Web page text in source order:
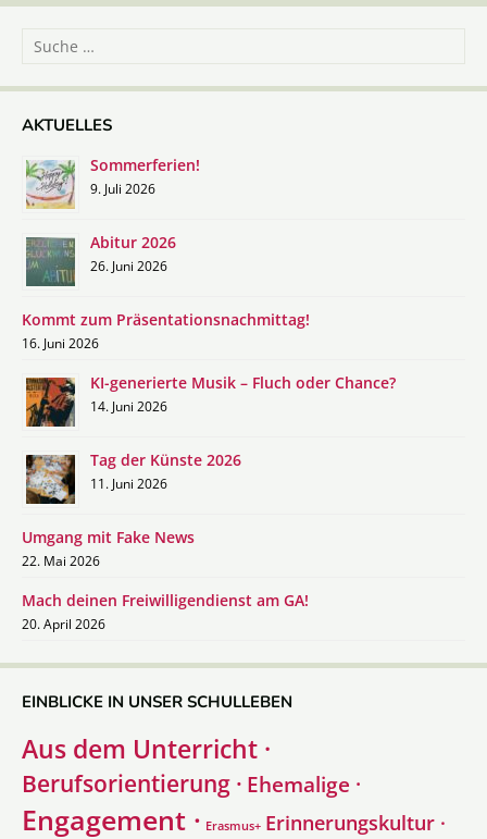
Suche
AKTUELLES
Sommerferien!
9. Juli 2026
Abitur 2026
26. Juni 2026
Kommt zum Präsentationsnachmittag!
16. Juni 2026
KI-generierte Musik – Fluch oder Chance?
14. Juni 2026
Tag der Künste 2026
11. Juni 2026
Umgang mit Fake News
22. Mai 2026
Mach deinen Freiwilligendienst am GA!
20. April 2026
EINBLICKE IN UNSER SCHULLEBEN
Aus dem Unterricht ·
Berufsorientierung · Ehemalige ·
Engagement · Erasmus+ Erinnerungskultur ·